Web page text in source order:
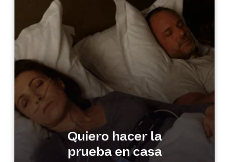
Quiero hacer la
prueba en casa